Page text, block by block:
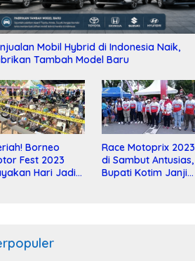
Mobil Hybrid di Indonesia Naik,
Tambah Model Baru
Borneo
Fest 2023
Hari Jadi
Race Motoprix 2023
di Sambut Antusias,
Bupati Kotim Janji